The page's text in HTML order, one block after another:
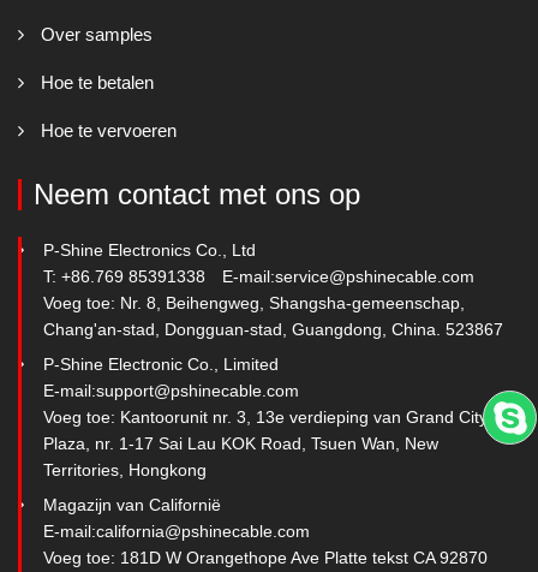
Over samples
Hoe te betalen
Hoe te vervoeren
Neem contact met ons op
P-Shine Electronics Co., Ltd
T: +86.769 85391338
E-mail:service@pshinecable.com
Voeg toe: Nr. 8, Beihengweg, Shangsha-gemeenschap,
Chang'an-stad, Dongguan-stad, Guangdong, China. 523867
P-Shine Electronic Co., Limited
E-mail:support@pshinecable.com
Voeg toe: Kantoorunit nr. 3, 13e verdieping van Grand City
Plaza, nr. 1-17 Sai Lau KOK Road, Tsuen Wan, New
Territories, Hongkong
Magazijn van Californië
E-mail:california@pshinecable.com
Voeg toe: 181D W Orangethope Ave Platte tekst CA 92870